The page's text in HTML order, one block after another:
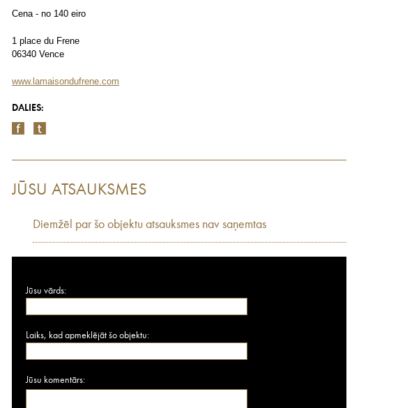
Cena - no 140 eiro
1 place du Frene
06340 Vence
www.lamaisondufrene.com
DALIES:
JŪSU ATSAUKSMES
Diemžēl par šo objektu atsauksmes nav saņemtas
Jūsu vārds:
Laiks, kad apmeklējāt šo objektu:
Jūsu komentārs: